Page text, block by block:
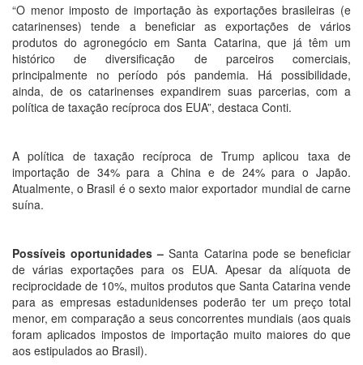
“O menor imposto de importação às exportações brasileiras (e
catarinenses) tende a beneficiar as exportações de vários
produtos do agronegócio em Santa Catarina, que já têm um
histórico de diversificação de parceiros comerciais,
principalmente no período pós pandemia. Há possibilidade,
ainda, de os catarinenses expandirem suas parcerias, com a
política de taxação recíproca dos EUA”, destaca Conti.
A política de taxação recíproca de Trump aplicou taxa de
importação de 34% para a China e de 24% para o Japão.
Atualmente, o Brasil é o sexto maior exportador mundial de carne
suína.
Possíveis oportunidades –Santa Catarina pode se beneficiar
de várias exportações para os EUA. Apesar da alíquota de
reciprocidade de 10%, muitos produtos que Santa Catarina vende
para as empresas estadunidenses poderão ter um preço total
menor, em comparação a seus concorrentes mundiais (aos quais
foram aplicados impostos de importação muito maiores do que
aos estipulados ao Brasil).